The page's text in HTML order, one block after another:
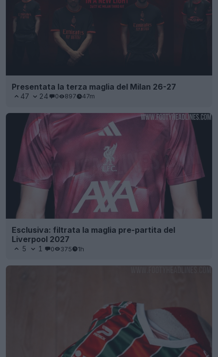
Presentata la terza maglia del Milan 26-27
47 24 0 897 47m
Esclusiva: filtrata la maglia pre-partita del
Liverpool 2027
5 1 0 375 1h